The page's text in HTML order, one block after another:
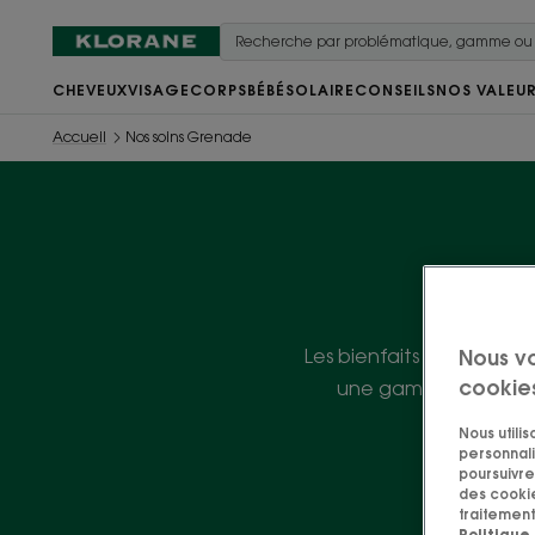
CHEVEUXVISAGE CORPSBÉBÉ SOLAIRE CONSEILSNOS
Accueil Nos soins Grenade
Les bienfaits de
une gamme
Nous
Nous
des